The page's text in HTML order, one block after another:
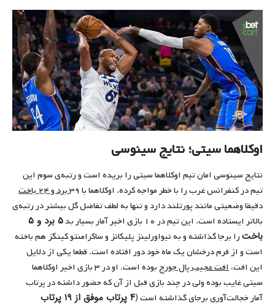
اوکلاهما سیتی؛ نتایج سینوسی
نتایج سینوسی امان تیم اوکلاهما سیتی را بریده است و رتبه‌ی سوم این
تیم در کنفرانس غرب را با خطر مواجه کرده. اوکلاهما با ۳۹
برد و ۲۴ باخت
دقیقا وضعیتی مانند پورتلند دارد و تنها به لطف تفاضل گل بیشتر در رتبه‌ی
بالاتر ایستاده است. این تیم در ۱۰ بازی اخیر آمار بسیار بد
۵ برد و ۵
باخترا برجا گذاشته و به نیواورلینز پلیکانز و ساکرامنتو کینگز هم باخته
است و از فرم درخشان یک ماه خود دور افتاده است. قطعا یکی از دلایل
این افت،افت عجیب پال جورج
بوده است. او در ۳ بازی اخیر اوکلاهما
سیتی غایب بوده ولی در چند بازی قبل از آن که حضور داشته در پرتاب
آمار خجالت‌آوری برجای گذاشته است (
۴ پرتاب موفق از ۱۹ پرتاب